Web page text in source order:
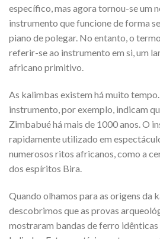
específico, mas agora tornou-se um
instrumento que funcione de forma
piano de polegar. No entanto, o
referir-se ao instrumento em si, um
africano primitivo.
As kalimbas existem há muito
instrumento, por exemplo, indicam
Zimbabué há mais de 1000 anos. O
rapidamente utilizado em
numerosos ritos africanos, como a
dos espíritos Bira.
Quando olhamos para as origens da
descobrimos que as provas
mostraram bandas de ferro idênticas